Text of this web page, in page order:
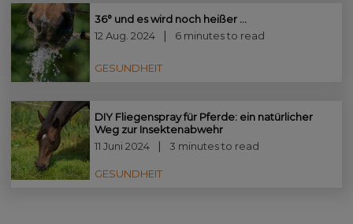
36° und es wird noch heißer …
12 Aug. 2024
6 minutes to read
GESUNDHEIT
DIY Fliegenspray für Pferde: ein natürlicher
Weg zur Insektenabwehr
11 Juni 2024
3 minutes to read
GESUNDHEIT